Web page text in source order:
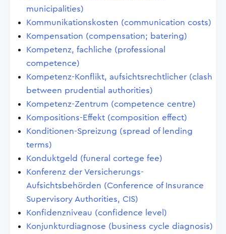
municipalities)
Kommunikationskosten (communication costs)
Kompensation (compensation; batering)
Kompetenz, fachliche (professional
competence)
Kompetenz-Konflikt, aufsichtsrechtlicher (clash
between prudential authorities)
Kompetenz-Zentrum (competence centre)
Kompositions-Effekt (composition effect)
Konditionen-Spreizung (spread of lending
terms)
Konduktgeld (funeral cortege fee)
Konferenz der Versicherungs-
Aufsichtsbehörden (Conference of Insurance
Supervisory Authorities, CIS)
Konfidenzniveau (confidence level)
Konjunkturdiagnose (business cycle diagnosis)